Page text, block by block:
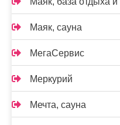
Маяк, сауна
МегаСервис
Меркурий
Мечта, сауна